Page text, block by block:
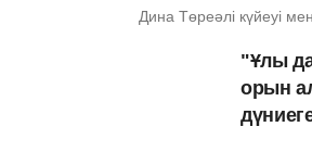
Дина Төреәлі күйеуі
"Ұлы
орын